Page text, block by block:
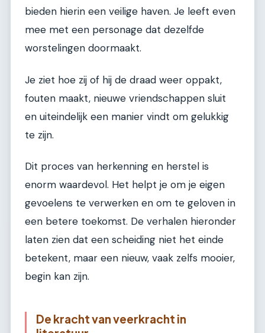
bieden hierin een veilige haven. Je leeft even
mee met een personage dat dezelfde
worstelingen doormaakt.
Je ziet hoe zij of hij de draad weer oppakt,
fouten maakt, nieuwe vriendschappen sluit
en uiteindelijk een manier vindt om gelukkig
te zijn.
Dit proces van herkenning en herstel is
enorm waardevol. Het helpt je om je eigen
gevoelens te verwerken en om te geloven in
een betere toekomst. De verhalen hieronder
laten zien dat een scheiding niet het einde
betekent, maar een nieuw, vaak zelfs mooier,
begin kan zijn.
De kracht van veerkracht in